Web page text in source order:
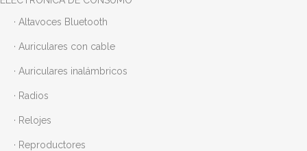
· Altavoces Bluetooth
· Auriculares con cable
· Auriculares inalámbricos
· Radios
· Relojes
· Reproductores